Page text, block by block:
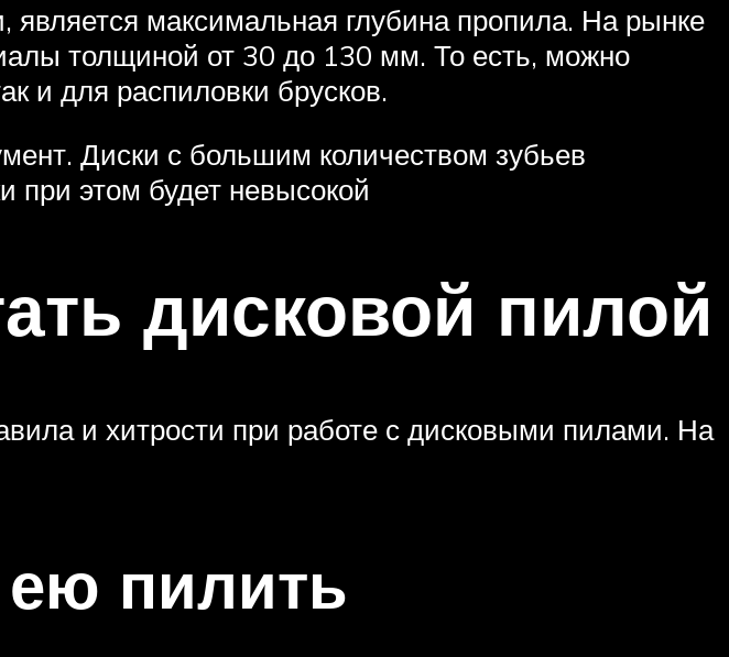
максимальная глубина пропила. На рынке
толщиной от 30 до 130 мм. То есть, можно
и для распиловки брусков.
Диски с большим количеством зубьев
при этом будет невысокой
дисковой пилой
и хитрости при работе с дисковыми пилами. На
пилить